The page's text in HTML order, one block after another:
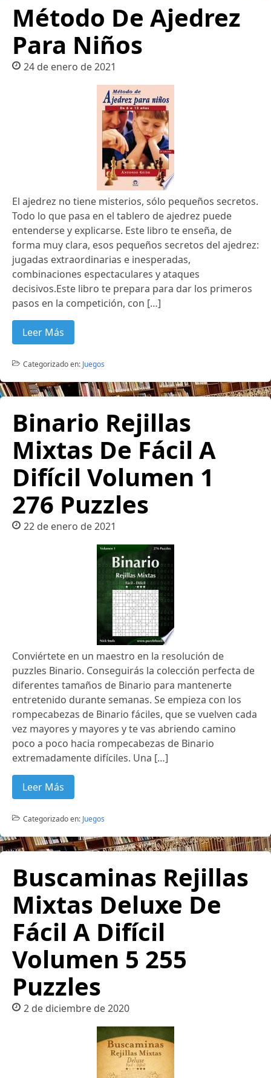
Método De Ajedrez
Para Niños
24 de enero de 2021
El ajedrez no tiene misterios, sólo pequeños secretos.
Todo lo que pasa en el tablero de ajedrez puede
entenderse y explicarse. Este libro te enseña, de
forma muy clara, esos pequeños secretos del ajedrez:
jugadas extraordinarias e inesperadas,
combinaciones espectaculares y ataques
decisivos.Este libro te prepara para dar los primeros
pasos en la competición, con […]
Leer Más
Categorizado en: Juegos
Binario Rejillas
Mixtas De Fácil A
Difícil Volumen 1
276 Puzzles
22 de enero de 2021
Conviértete en un maestro en la resolución de
puzzles Binario. Conseguirás la colección perfecta de
diferentes tamaños de Binario para mantenerte
entretenido durante semanas. Se empieza con los
rompecabezas de Binario fáciles, que se vuelven cada
vez mayores y mayores y te vas abriendo camino
poco a poco hacia rompecabezas de Binario
extremadamente difíciles. Una […]
Leer Más
Categorizado en: Juegos
Buscaminas Rejillas
Mixtas Deluxe De
Fácil A Difícil
Volumen 5 255
Puzzles
2 de diciembre de 2020